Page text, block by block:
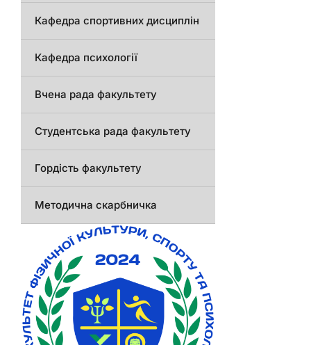
Кафедра спортивних дисциплін
Кафедра психології
Вчена рада факультету
Студентська рада факультету
Гордість факультету
Методична скарбничка